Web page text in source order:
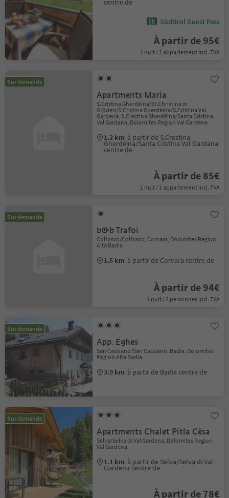
centre de
Südtirol Guest Pass
À partir de 95€
1 nuit / 1 appartement incl. TVA
Sur demande
Apartments Maria
S.Cristina Gherdëina/St.Christina in
Gröden/S.Cristina Gherdëina/S.Cristina Val
Gardena, S.Crestina Gherdëina/Santa Cristina
Val Gardana, Dolomites Region Val Gardena
1.2 km à partir de S.Crestina
Gherdëina/Santa Cristina Val Gardana
centre de
À partir de 85€
1 nuit / 1 appartement incl. TVA
Sur demande
b&b Trafoi
Colfosco/Colfosco, Corvara, Dolomites Region
Alta Badia
1.5 km à partir de Corvara centre de
À partir de 94€
1 nuit / 2 personnes incl. TVA
Sur demande
App. Eghes
San Cassiano/San Cassiano, Badia, Dolomites
Region Alta Badia
3.9 km à partir de Badia centre de
Sur demande
Apartments Chalet Pitla Cësa
Sëlva/Selva di Val Gardena, Dolomites Region
Val Gardena
1.1 km à partir de Sëlva/Selva di Val
Gardena centre de
À partir de 78€